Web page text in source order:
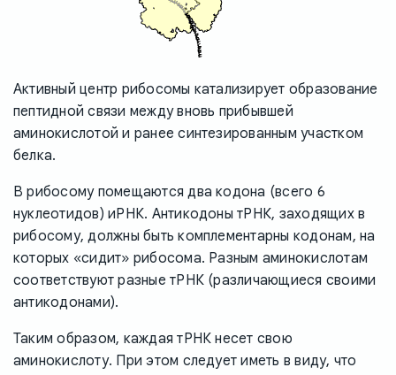
Активный центр рибосомы катализирует образование
пептидной связи между вновь прибывшей
аминокислотой и ранее синтезированным участком
белка.
В рибосому помещаются два кодона (всего 6
нуклеотидов) иРНК. Антикодоны тРНК, заходящих в
рибосому, должны быть комплементарны кодонам, на
которых «сидит» рибосома. Разным аминокислотам
соответствуют разные тРНК (различающиеся своими
антикодонами).
Таким образом, каждая тРНК несет свою
аминокислоту. При этом следует иметь в виду, что